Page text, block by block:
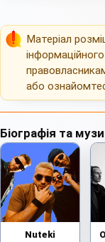
Матеріал
або
Біографія та
Nuteki